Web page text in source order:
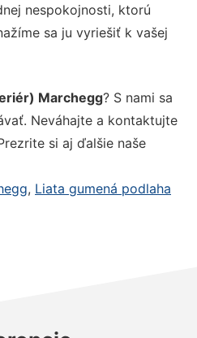
nespokojnosti, ktorú
sa ju vyriešiť k vašej
Marchegg? S nami sa
Neváhajte a kontaktujte
si aj ďalšie naše
, Liata gumená podlaha